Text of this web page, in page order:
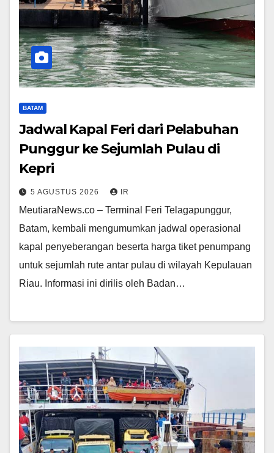
BATAM
Jadwal Kapal Feri dari Pelabuhan
Punggur ke Sejumlah Pulau di
Kepri
5 AGUSTUS 2026 IR
MeutiaraNews.co – Terminal Feri Telagapunggur,
Batam, kembali mengumumkan jadwal operasional
kapal penyeberangan beserta harga tiket penumpang
untuk sejumlah rute antar pulau di wilayah Kepulauan
Riau. Informasi ini dirilis oleh Badan…